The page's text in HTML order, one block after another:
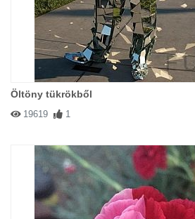
Öltöny tükrökből
19619 1